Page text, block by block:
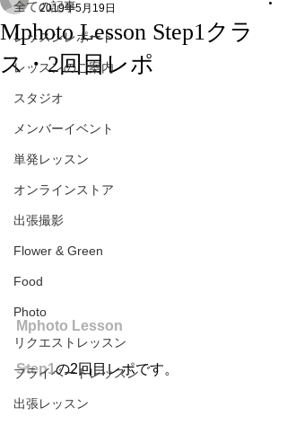
全ての記事
レッスンレポート
レッスンのご案内
スタジオ
メンバーイベント
単発レッスン
オンラインストア
出張撮影
Flower & Green
Food
Photo
リクエストレッスン
プライベートレッスン
出張レッスン
Mphoto Lesson Step1クラ
ス・2回目レポ
2019年5月19日
Mphoto Lesson
Step1の2回目レポです。